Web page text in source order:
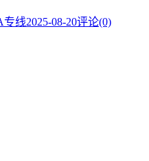
专线2025-08-20评论(0)